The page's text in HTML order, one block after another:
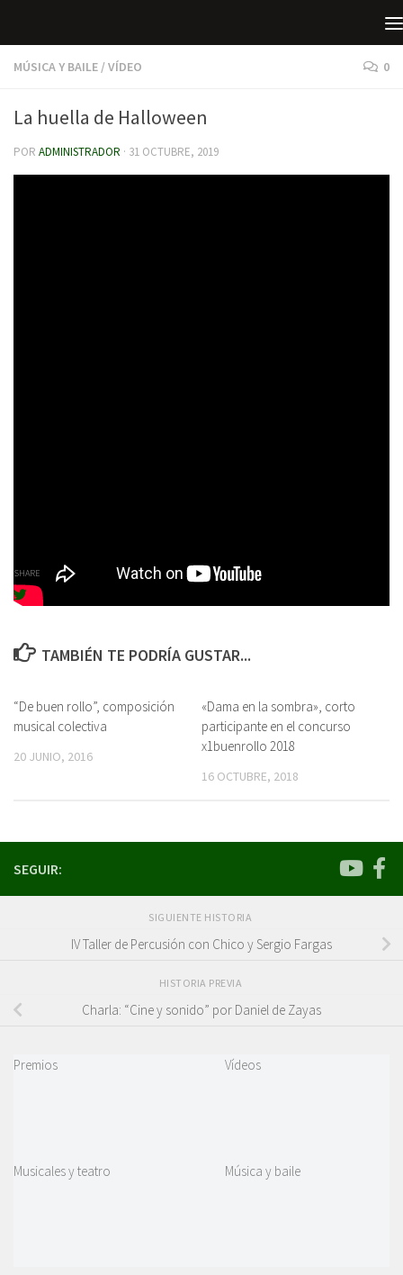
MÚSICA Y BAILE /VÍDEO 0
La huella de Halloween
POR ADMINISTRADOR · 31 OCTUBRE, 2019
SHARE
TAMBIÉN TE PODRÍA GUSTAR...
“De buen rollo”, composición
musical colectiva
20 JUNIO, 2016
«Dama en la sombra», corto
participante en el concurso
x1buenrollo 2018
16 OCTUBRE, 2018
SEGUIR:
SIGUIENTE HISTORIA
IV Taller de Percusión con Chico y Sergio Fargas
HISTORIA PREVIA
Charla: “Cine y sonido” por Daniel de Zayas
Premios Vídeos
Musicales y teatro Música y baile